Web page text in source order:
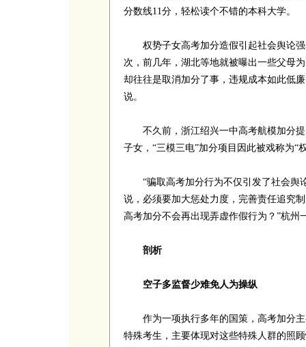
分数线11分，轻松读个不错的本科大学。
权势子女高考加分造假引起社会舆论强
次，前几年，湖北等地就被曝出一些父母
却往往是取消加分了事，违规成本如此低
说。
不久前，浙江绍兴一中高考航模加分提
子女，“三模三电”加分项目因此被戏称为“
“骗取高考加分行为不仅引发了社会舆
说，必须要加大惩处力度，完善责任追究
高考加分不会再出现弄虚作假行为？”杭州
剖析
空子多监督少难免人为操纵
作为一项执行多年的国策，高考加分主
特殊考生，主要体现对这些特殊人群的照